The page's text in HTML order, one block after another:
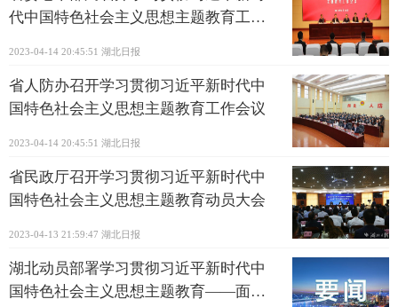
代中国特色社会主义思想主题教育工作
2023-04-14 20:45:51 湖北日报
省人防办召开学习贯彻习近平新时代中
国特色社会主义思想主题教育工作会议
2023-04-14 20:45:51 湖北日报
省民政厅召开学习贯彻习近平新时代中
国特色社会主义思想主题教育动员大会
2023-04-13 21:59:47 湖北日报
湖北动员部署学习贯彻习近平新时代中
国特色社会主义思想主题教育——面向